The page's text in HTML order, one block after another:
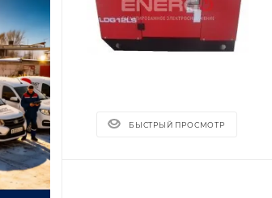
БЫСТРЫЙ ПРОСМОТР